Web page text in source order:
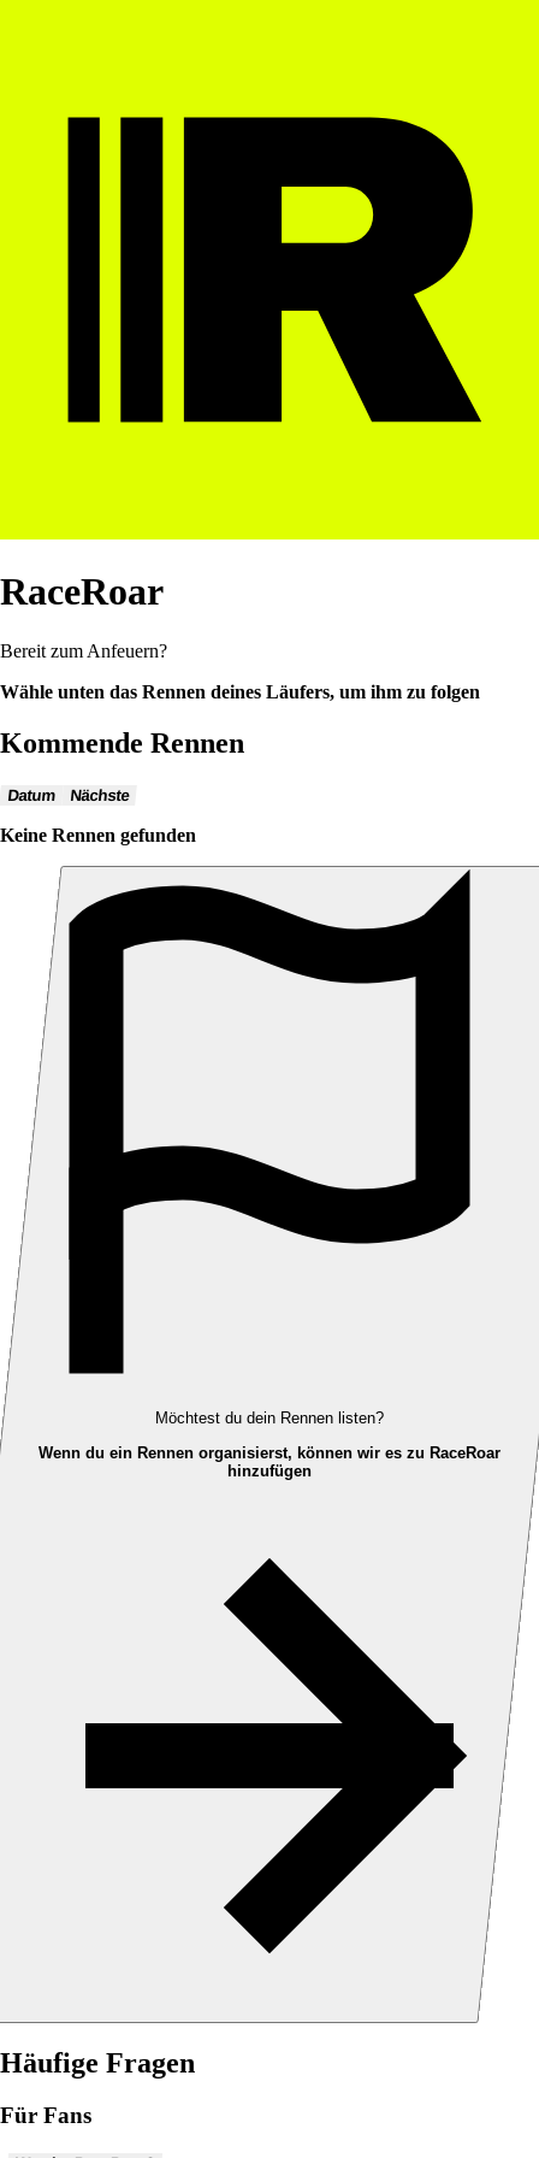
RaceRoar
Bereit zum Anfeuern?
Wähle unten das Rennen deines Läufers, um ihm zu folgen
Kommende Rennen
Datum Nächste
Keine Rennen gefunden
Möchtest du dein Rennen listen?
Wenn du ein Rennen organisierst, können wir es zu RaceRoar
hinzufügen
Häufige Fragen
Für Fans